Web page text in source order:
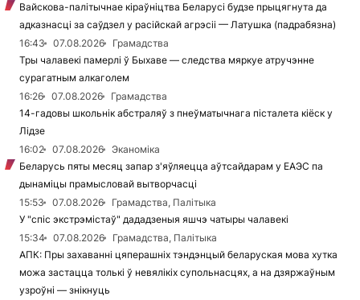
Вайскова-палітычнае кіраўніцтва Беларусі будзе прыцягнута да
адказнасці за саўдзел у расійскай агрэсіі — Латушка (падрабязна)
16:43
07.08.2026
Грамадства
Тры чалавекі памерлі ў Быхаве — следства мяркуе атручэнне
сурагатным алкаголем
16:26
07.08.2026
Грамадства
14-гадовы школьнік абстраляў з пнеўматычнага пісталета кіёск у
Лідзе
16:02
07.08.2026
Эканоміка
Беларусь пяты месяц запар з'яўляецца аўтсайдарам у ЕАЭС па
дынаміцы прамысловай вытворчасці
15:53
07.08.2026
Грамадства, Палітыка
У "спіс экстрэмістаў" дададзеныя яшчэ чатыры чалавекі
15:34
07.08.2026
Грамадства, Палітыка
АПК: Пры захаванні цяперашніх тэндэнцый беларуская мова хутка
можа застацца толькі ў невялікіх супольнасцях, а на дзяржаўным
узроўні — знікнуць